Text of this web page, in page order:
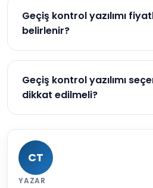
Geçiş kontrol yazılımı
belirlenir?
Fiyatlar, yazılımın özelliklerine,
Geçiş kontrol yazılımı
dikkat edilmeli?
faktörlere dikkat edilmelidir.
CT
YAZAR